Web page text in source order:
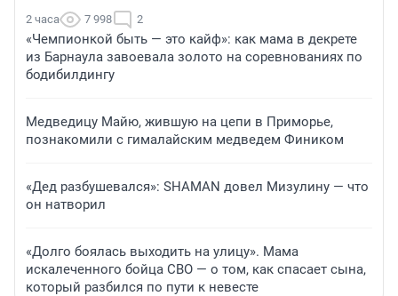
2 часа 7 998 2
«Чемпионкой быть — это кайф»: как мама в декрете
из Барнаула завоевала золото на соревнованиях по
бодибилдингу
Медведицу Майю, жившую на цепи в Приморье,
познакомили с гималайским медведем Фиником
«Дед разбушевался»: SHAMAN довел Мизулину — что
он натворил
«Долго боялась выходить на улицу». Мама
искалеченного бойца СВО — о том, как спасает сына,
который разбился по пути к невесте